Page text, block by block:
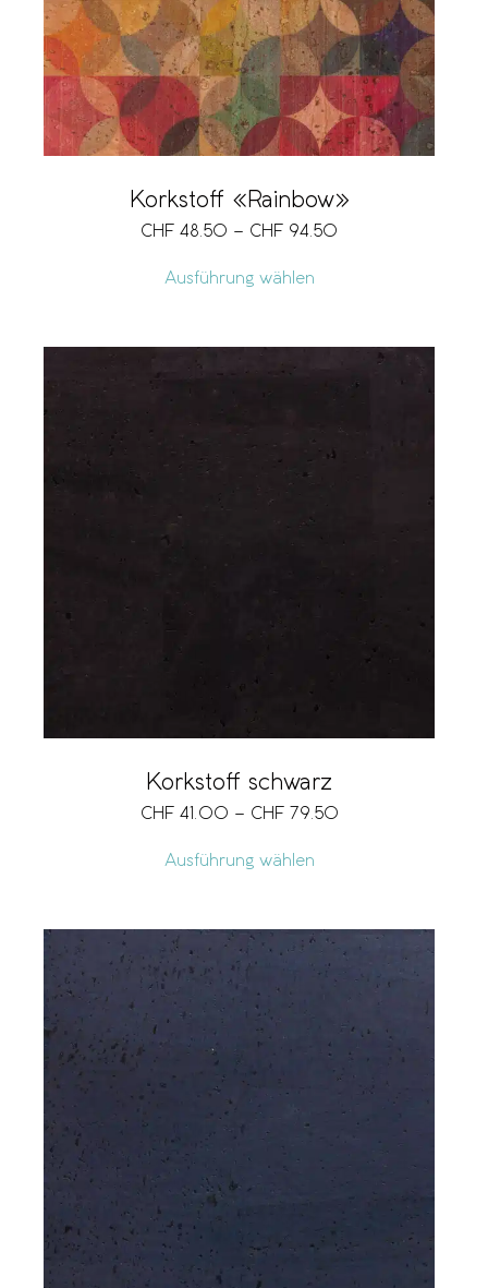
Korkstoff «Rainbow»
CHF 48.50 – CHF 94.50
Ausführung wählen
Korkstoff schwarz
CHF 41.00 – CHF 79.50
Ausführung wählen